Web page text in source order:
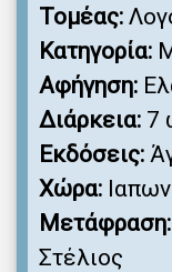
Τομέας:
Κατηγορία:
Αφήγηση:
Διάρκεια: 7
Εκδόσεις:
Χώρα:
Μετάφραση:
Στέλιος